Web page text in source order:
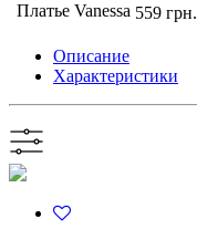
Платье Vanessa 559 грн.
Описание
Характеристики